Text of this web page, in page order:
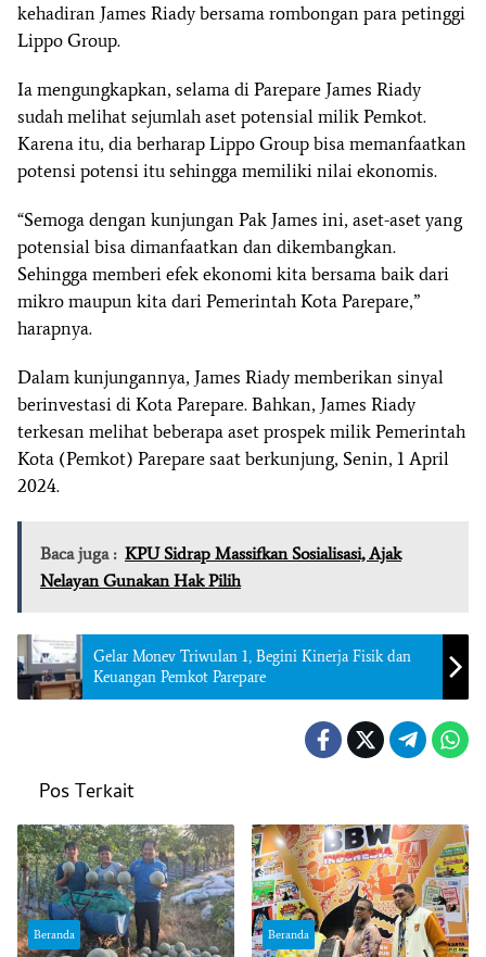
kehadiran James Riady bersama rombongan para petinggi
Lippo Group.
Ia mengungkapkan, selama di Parepare James Riady
sudah melihat sejumlah aset potensial milik Pemkot.
Karena itu, dia berharap Lippo Group bisa memanfaatkan
potensi potensi itu sehingga memiliki nilai ekonomis.
“Semoga dengan kunjungan Pak James ini, aset-aset yang
potensial bisa dimanfaatkan dan dikembangkan.
Sehingga memberi efek ekonomi kita bersama baik dari
mikro maupun kita dari Pemerintah Kota Parepare,”
harapnya.
Dalam kunjungannya, James Riady memberikan sinyal
berinvestasi di Kota Parepare. Bahkan, James Riady
terkesan melihat beberapa aset prospek milik Pemerintah
Kota (Pemkot) Parepare saat berkunjung, Senin, 1 April
2024.
Baca juga : KPU Sidrap Massifkan Sosialisasi, Ajak
Nelayan Gunakan Hak Pilih
Gelar Monev Triwulan 1, Begini Kinerja Fisik dan
Keuangan Pemkot Parepare
Pos Terkait
Beranda Beranda